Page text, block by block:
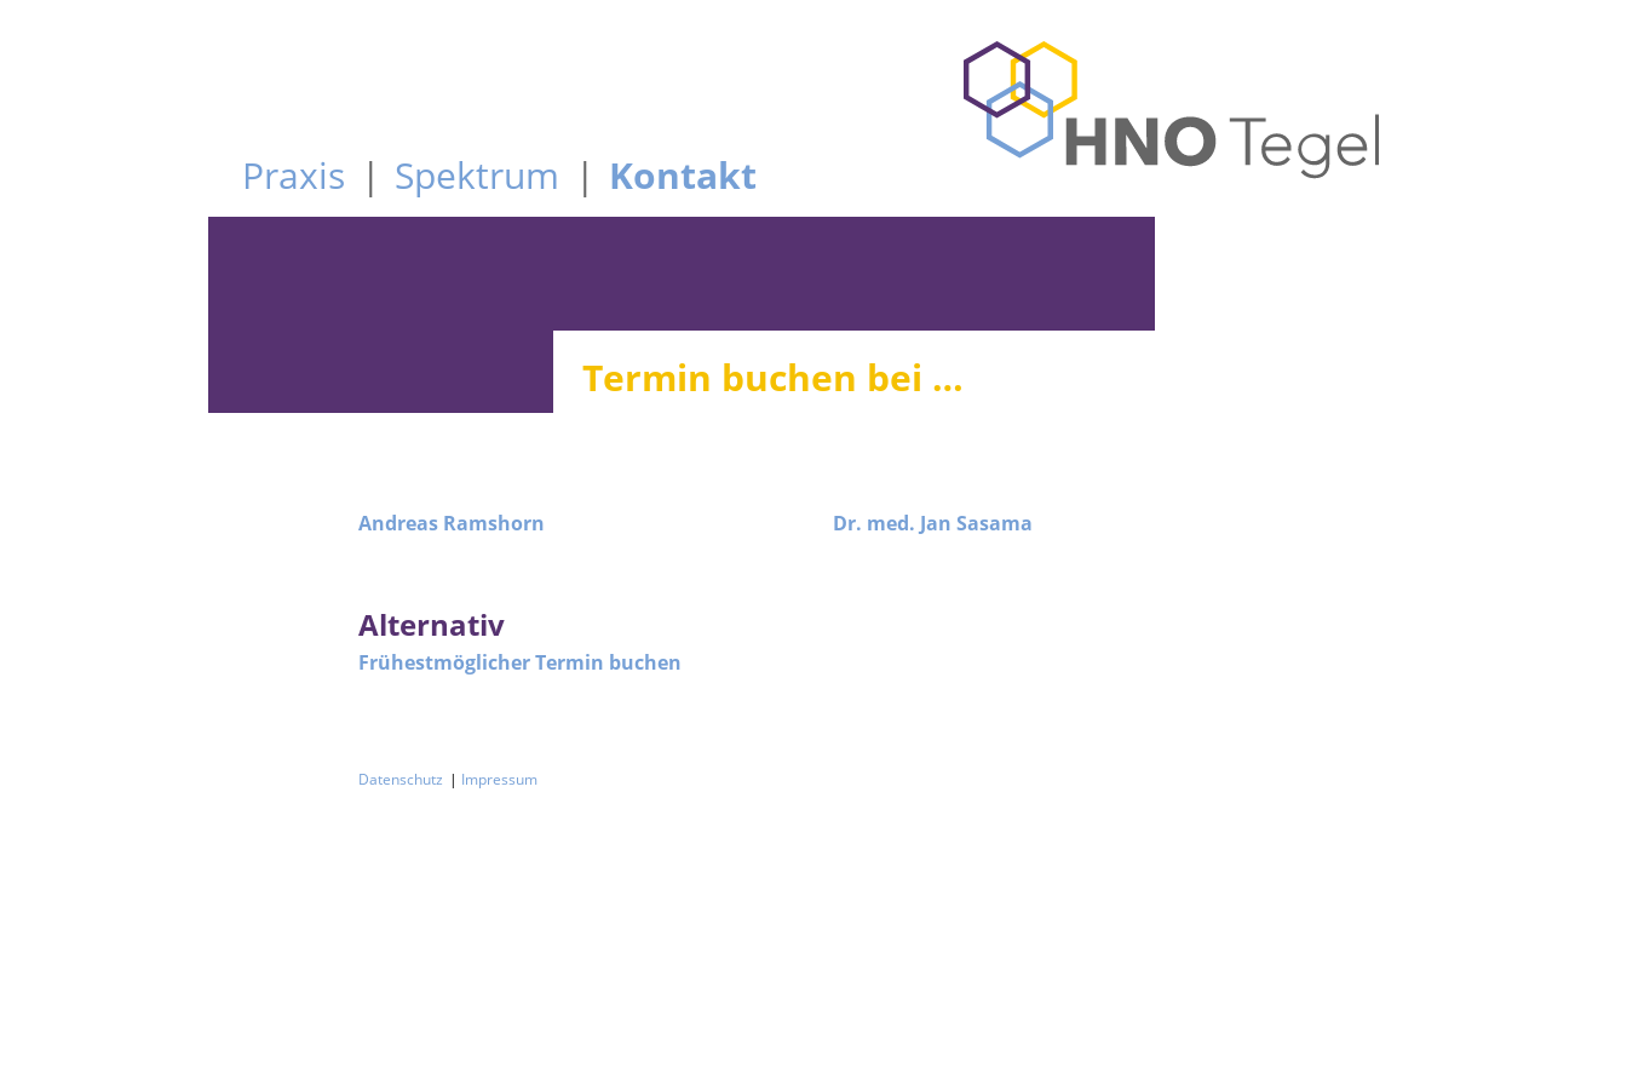
Praxis Spektrum Kontakt
Termin buchen bei …
Andreas Ramshorn Dr. med. Jan Sasama
Alternativ
Frühestmöglicher Termin buchen
Datenschutz Impressum